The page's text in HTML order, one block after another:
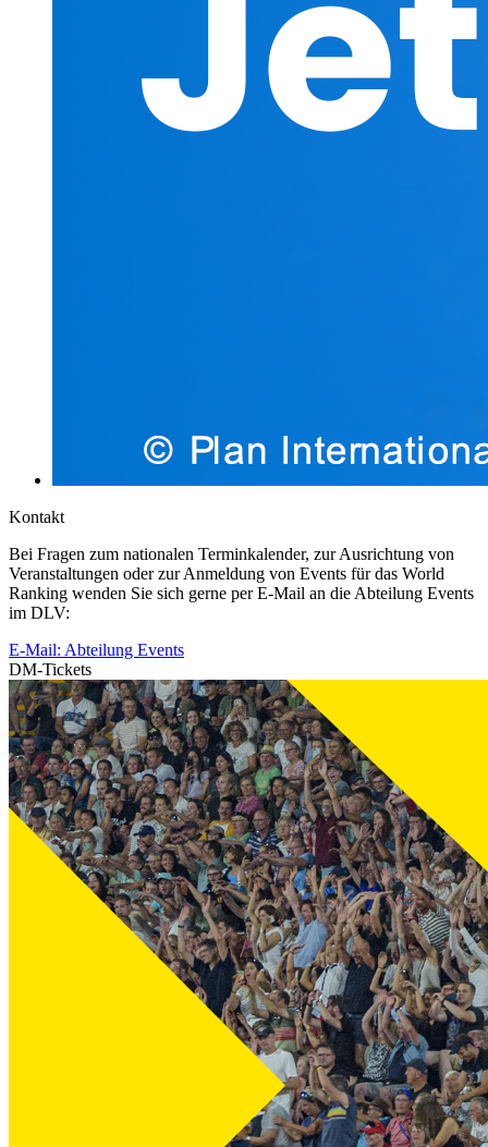
Kontakt
Bei Fragen zum nationalen Terminkalender, zur Ausrichtung von
Veranstaltungen oder zur Anmeldung von Events für das World
Ranking wenden Sie sich gerne per E-Mail an die Abteilung Events
im DLV:
E-Mail: Abteilung Events
DM-Tickets